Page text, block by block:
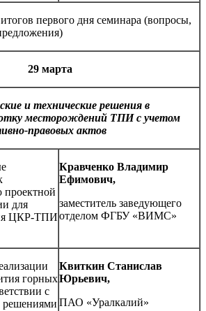
первого дня семинара (вопросы,
29 марта
и технические решения в
месторождений ТПИ с учетом
правовых актов
для
ЦКР-ТПИ
Кравченко Владимир
Ефимович,
заместитель заведующего
отделом ФГБУ «ВИМС»
горных
с
Квиткин Станислав
Юрьевич,
ПАО «Уралкалий»